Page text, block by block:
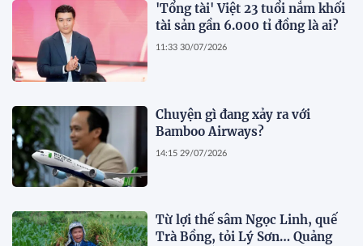
'Tổng tài' Việt 23 tuổi nắm khối
tài sản gần 6.000 tỉ đồng là ai?
11:33 30/07/2026
Chuyện gì đang xảy ra với
Bamboo Airways?
14:15 29/07/2026
Từ lợi thế sâm Ngọc Linh, quế
Trà Bồng, tỏi Lý Sơn… Quảng